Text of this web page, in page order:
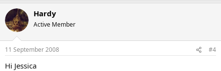
Hardy
Active Member
11 September 2008 #4
Hi Jessica